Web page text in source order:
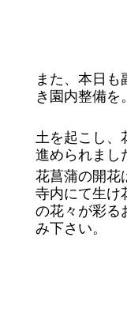
また、本日も
き園内整備を。
土を起こし、
進められまし
花菖蒲の開花
寺内にて生け
の花々が彩る
み下さい。